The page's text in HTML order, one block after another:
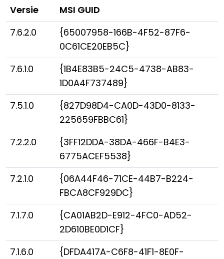
Versie
MSI GUID
7.6.2.0
{65007958-166B-4F52-87F6-
0C61CE20EB5C}
7.6.1.0
{1B4E83B5-24C5-4738-AB83-
1D0A4F737489}
7.5.1.0
{827D98D4-CA0D-43D0-8133-
225659FBBC61}
7.2.2.0
{3FF12DDA-38DA-466F-B4E3-
6775ACEF5538}
7.2.1.0
{06A44F46-71CE-44B7-B224-
FBCA8CF929DC}
7.1.7.0
{CA01AB2D-E912-4FC0-AD52-
2D610BE0D1CF}
7.1.6.0
{DFDA417A-C6F8-41F1-8E0F-
Cloud & On-Premise